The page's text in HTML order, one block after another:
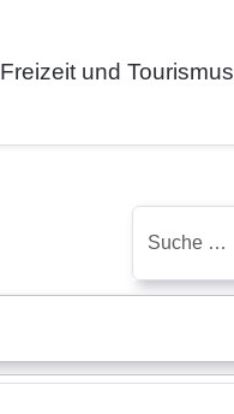
Freizeit und Tourismus